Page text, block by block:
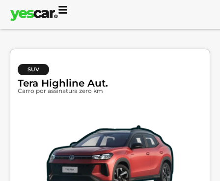
SUV
Tera Highline Aut.
Carro por assinatura zero km